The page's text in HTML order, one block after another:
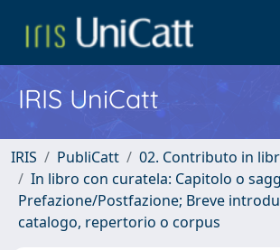
IRIS UniCatt
IRIS PubliCatt
02. Contributo in
In libro con curatela: Capitolo o
Prefazione/Postfazione; Breve
catalogo, repertorio o corpus